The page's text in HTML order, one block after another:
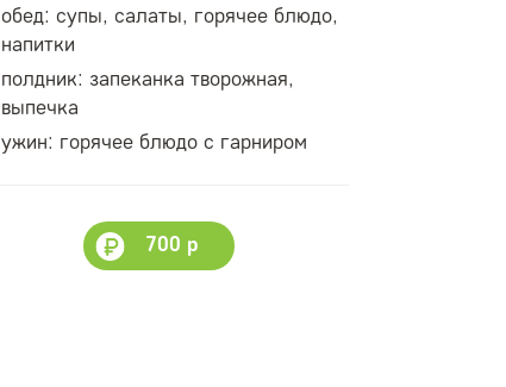
обед: супы, салаты, горячее блюдо,
напитки
полдник: запеканка творожная,
выпечка
ужин: горячее блюдо с гарниром
700 р